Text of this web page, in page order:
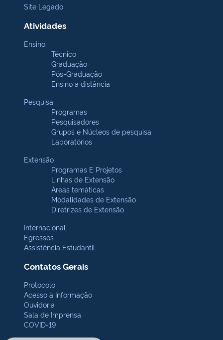
Site Legado
Atividades
Ensino
Técnico
Graduação
Pós-Graduação
Ensino a distância
Pesquisa
Programas
Pesquisadores
Grupos e Núcleos de pesquisa
Laboratórios
Extensão
Programas E Projetos
Linhas de Extensão
Áreas temáticas
Modalidades de Extensão
Diretrizes de Extensão
Internacional
Egressos
Assistência Estudantil
Contatos Gerais
Protocolo
Acesso à Informação
Ouvidoria
Sala de Imprensa
COVID-19